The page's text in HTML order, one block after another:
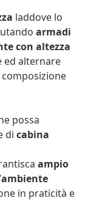
laddove lo
armadi
con altezza
ed alternare
possa
di cabina
ampio
ambiente
in praticità e